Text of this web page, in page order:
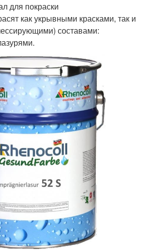
для покраски
как укрывными красками, так и
составами: